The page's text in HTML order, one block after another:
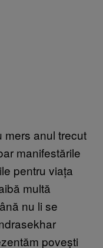
mers anul trecut
manifestările
pentru viața
multă
nu li se
povești